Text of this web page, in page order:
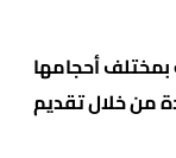
أحجامها
من خلال تقديم